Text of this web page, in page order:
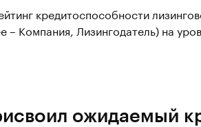
кредитоспособности
– Компания, Лизингодатель) на
ожидаемый